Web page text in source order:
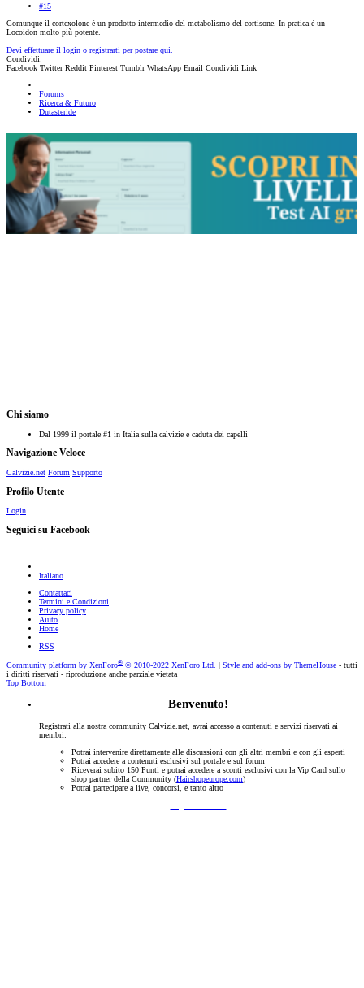
#15
Comunque il cortexolone è un prodotto intermedio del metabolismo del cortisone. In pratica è un
Locoidon molto più potente.
Devi effettuare il login o registrarti per postare qui.
Condividi:
Facebook Twitter Reddit Pinterest Tumblr WhatsApp Email Condividi Link
Forums
Ricerca & Futuro
Dutasteride
Chi siamo
Dal 1999 il portale #1 in Italia sulla calvizie e caduta dei capelli
Navigazione Veloce
Calvizie.net Forum Supporto
Profilo Utente
Login
Seguici su Facebook
Italiano
Contattaci
Termini e Condizioni
Privacy policy
Aiuto
Home
RSS
Community platform by XenForo® © 2010-2022 XenForo Ltd. | Style and add-ons by ThemeHouse - tutti
i diritti riservati - riproduzione anche parziale vietata
Top Bottom
Benvenuto!
Registrati alla nostra community Calvizie.net, avrai accesso a contenuti e servizi riservati ai
membri:
Potrai intervenire direttamente alle discussioni con gli altri membri e con gli esperti
Potrai accedere a contenuti esclusivi sul portale e sul forum
Riceverai subito 150 Punti e potrai accedere a sconti esclusivi con la Vip Card sullo
shop partner della Community (Hairshopeurope.com)
Potrai partecipare a live, concorsi, e tanto altro